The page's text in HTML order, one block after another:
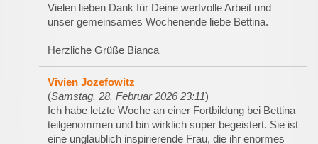
Vielen lieben Dank für Deine wertvolle Arbeit und
unser gemeinsames Wochenende liebe Bettina.
Herzliche Grüße Bianca
Vivien Jozefowitz
(Samstag, 28. Februar 2026 23:11)
Ich habe letzte Woche an einer Fortbildung bei Bettina
teilgenommen und bin wirklich super begeistert. Sie ist
eine unglaublich inspirierende Frau, die ihr enormes